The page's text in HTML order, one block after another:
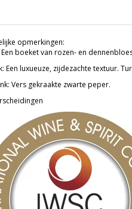
opmerkingen:
boeket van rozen- en
Een luxueuze, zijdezachte textuur.
Vers gekraakte zwarte peper.